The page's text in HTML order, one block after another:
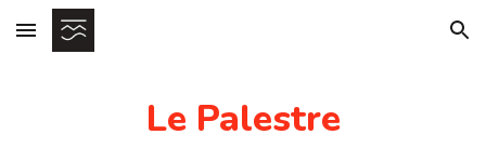
Skip to main content Skip to navigation
Le Palestre